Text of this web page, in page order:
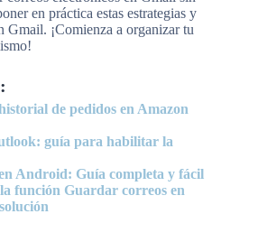
en práctica estas estrategias y
Gmail. ¡Comienza a organizar tu
de pedidos en Amazon
guía para habilitar la
Android: Guía completa y fácil
función Guardar correos en